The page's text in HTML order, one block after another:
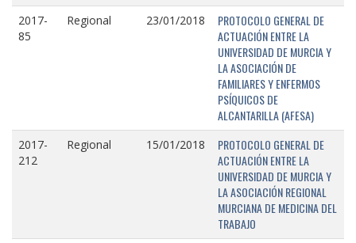
2017-
85
Regional 23/01/2018
PROTOCOLO GENERAL DE
ACTUACIÓN ENTRE LA
UNIVERSIDAD DE MURCIA Y
LA ASOCIACIÓN DE
FAMILIARES Y ENFERMOS
PSÍQUICOS DE
ALCANTARILLA (AFESA)
2017-
212
Regional 15/01/2018
PROTOCOLO GENERAL DE
ACTUACIÓN ENTRE LA
UNIVERSIDAD DE MURCIA Y
LA ASOCIACIÓN REGIONAL
MURCIANA DE MEDICINA DEL
TRABAJO